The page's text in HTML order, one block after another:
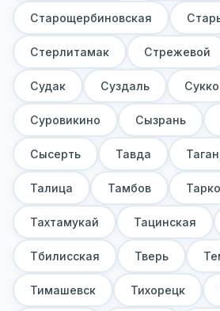
Старощербиновская
Стерлитамак Стрежевой
Судак Суздаль Сукко
Суровикино Сызрань
Сысерть Тавда
Талица Тамбов
Тахтамукай Тацинская
Тбилисская Тверь
Тимашевск Тихорецк